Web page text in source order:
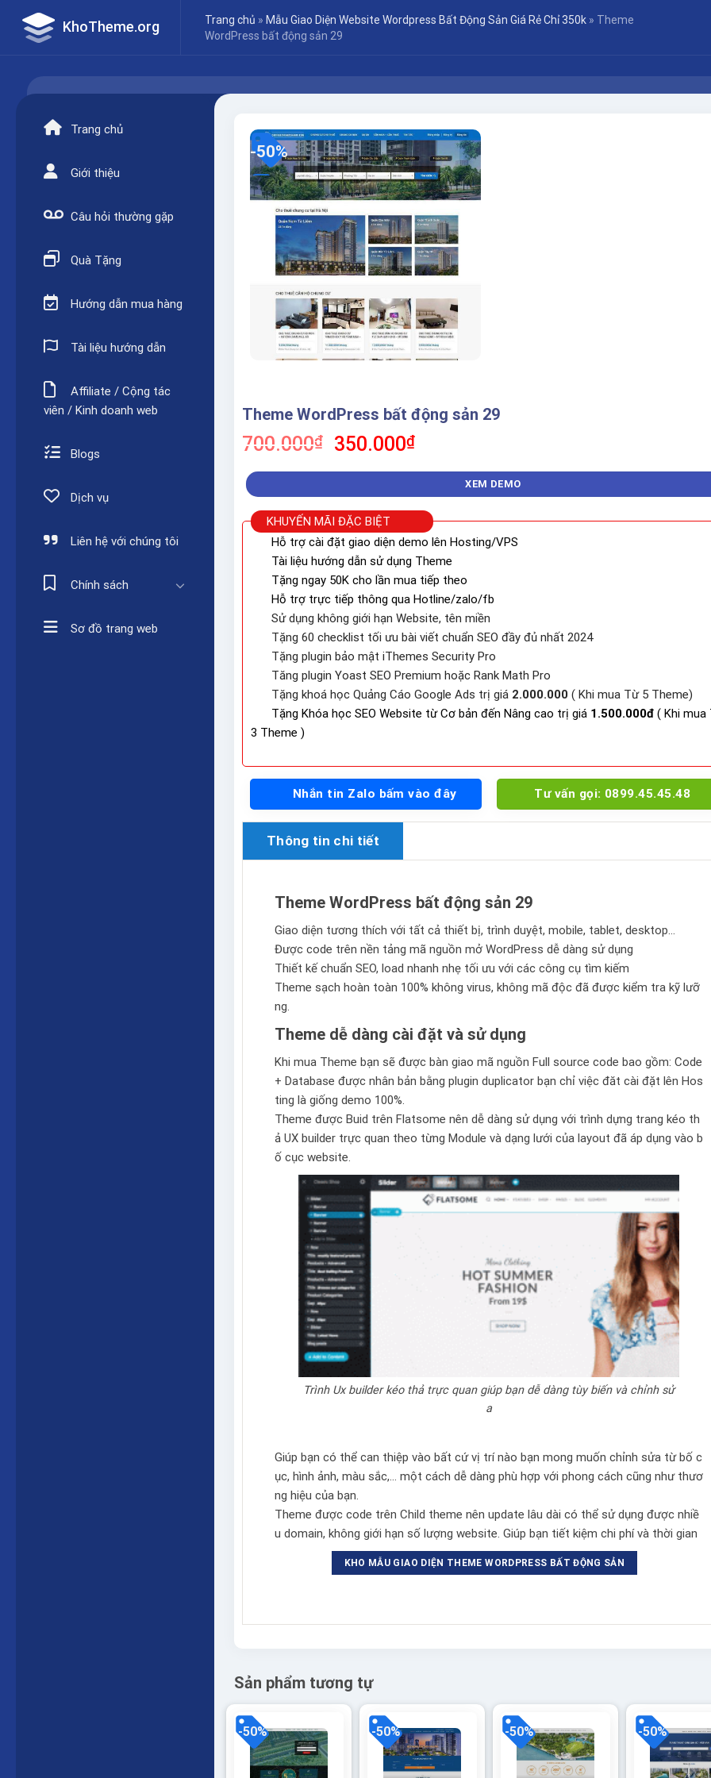
KhoTheme.org Trang chủ »Mẫu Giao Diện Website Wordpress Bất Động Sản Giá Rẻ Chỉ 350k » Theme
WordPress bất động sản 29
Trang chủ
Giới thiệu
Câu hỏi thường gặp
Quà Tặng
Hướng dẫn mua hàng
Tài liệu hướng dẫn
Affiliate / Cộng tác
viên / Kinh doanh web
Blogs
Dịch vụ
Liên hệ với chúng tôi
Chính sách
Sơ đồ trang web
-50%
Theme WordPress bất động sản 29
700.000₫
Giá
700.000₫.
350.000₫Giá
là:
350.000₫.
XEM DEMO
KHUYẾN MÃI ĐẶC BIỆT
Hỗ trợ cài đặt giao diện demo lên Hosting/VPS
Tài liệu hướng dẫn sử dụng Theme
Tặng ngay 50K cho lần mua tiếp theo
Hỗ trợ trực tiếp thông qua Hotline/zalo/fb
Sử dụng không giới hạn Website, tên miền
Tặng 60 checklist tối ưu bài viết chuẩn SEO đầy đủ nhất 2024
Tặng plugin bảo mật iThemes Security Pro
Tăng plugin Yoast SEO Premium hoặc Rank Math Pro
Tặng khoá học Quảng Cáo Google Ads trị giá 2.000.000 ( Khi mua Từ 5 Theme)
Tặng Khóa học SEO Website từ Cơ bản đến Nâng cao trị giá 1.500.000đ ( Khi mua
3 Theme )
Nhắn tin Zalo bấm vào đây Tư vấn gọi: 0899.45.45.48
Thông tin chi tiết
Theme WordPress bất động sản 29
Giao diện tương thích với tất cả thiết bị, trình duyệt, mobile, tablet, desktop…
Được code trên nền tảng mã nguồn mở WordPress dễ dàng sử dụng
Thiết kế chuẩn SEO, load nhanh nhẹ tối ưu với các công cụ tìm kiếm
Theme sạch hoàn toàn 100% không virus, không mã độc đã được kiểm tra kỹ lưỡ
ng.
Theme dễ dàng cài đặt và sử dụng
Khi mua Theme bạn sẽ được bàn giao mã nguồn Full source code bao gồm: Code
+ Database được nhân bản bằng plugin duplicator bạn chỉ việc đăt cài đặt lên Hos
ting là giống demo 100%.
Theme được Buid trên Flatsome nên dễ dàng sử dụng với trình dựng trang kéo th
ả UX builder trực quan theo từng Module và dạng lưới của layout đã áp dụng vào b
ố cục website.
Trình Ux builder kéo thả trực quan giúp bạn dễ dàng tùy biến và chỉnh sử
a
Giúp bạn có thể can thiệp vào bất cứ vị trí nào bạn mong muốn chỉnh sửa từ bố c
ục, hình ảnh, màu sắc,… một cách dễ dàng phù hợp với phong cách cũng như thươ
ng hiệu của bạn.
Theme được code trên Child theme nên update lâu dài có thể sử dụng được nhiề
u domain, không giới hạn số lượng website. Giúp bạn tiết kiệm chi phí và thời gian
KHO MẪU GIAO DIỆN THEME WORDPRESS BẤT ĐỘNG SẢN
Sản phẩm tương tự
-50% -50% -50% -50%